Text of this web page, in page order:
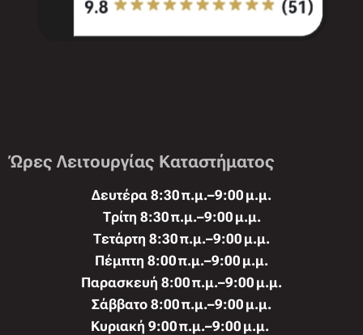
Ώρες Λειτουργίας Καταστήματος
Δευτέρα 8:30 π.μ.–9:00 μ.μ.
Τρίτη 8:30 π.μ.–9:00 μ.μ.
Τετάρτη 8:30 π.μ.–9:00 μ.μ.
Πέμπτη 8:00 π.μ.–9:00 μ.μ.
Παρασκευή 8:00 π.μ.–9:00 μ.μ.
Σάββατο 8:00 π.μ.–9:00 μ.μ.
Κυριακή 9:00 π.μ.–9:00 μ.μ.